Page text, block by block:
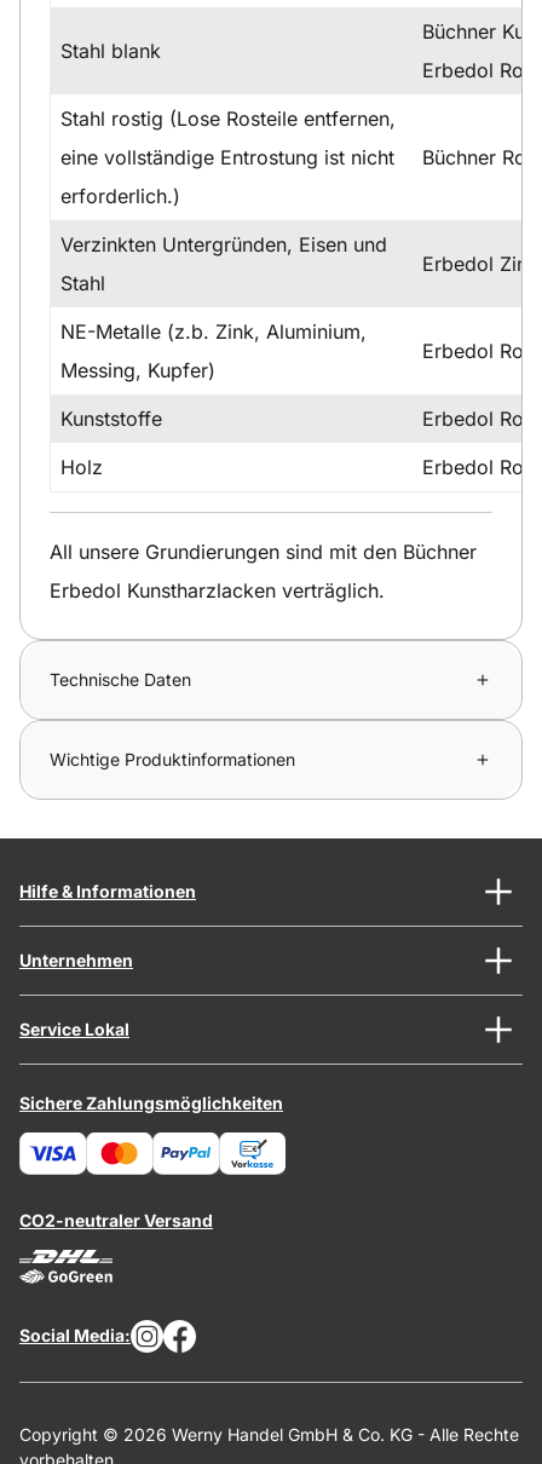
Stahl blank
Büchner
Erbedol
Stahl rostig (Lose Rosteile entfernen,
eine vollständige Entrostung ist nicht
erforderlich.)
Büchner
Verzinkten Untergründen, Eisen und
Stahl
Erbedol
NE-Metalle (z.b. Zink, Aluminium,
Messing, Kupfer)
Erbedol
Kunststoffe
Erbedol
Holz
Erbedol
All unsere Grundierungen sind mit den Büchner
Erbedol Kunstharzlacken verträglich.
Technische Daten
Wichtige Produktinformationen
Hilfe & Informationen
Unternehmen
Service Lokal
Sichere Zahlungsmöglichkeiten
CO2-neutraler Versand
Social Media:
Copyright © 2026 Werny Handel GmbH & Co. KG - Alle Rechte
vorbehalten.